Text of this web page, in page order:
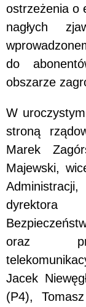
ostrzeżenia o
nagłych
do
obszarze
W
stroną
Marek
Majewski,
oraz
Jacek
(P4),